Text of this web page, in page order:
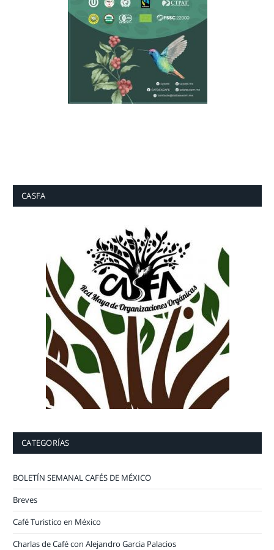
CASFA
CATEGORÍAS
BOLETÍN SEMANAL CAFÉS DE MÉXICO
Breves
Café Turistico en México
Charlas de Café con Alejandro Garcia Palacios